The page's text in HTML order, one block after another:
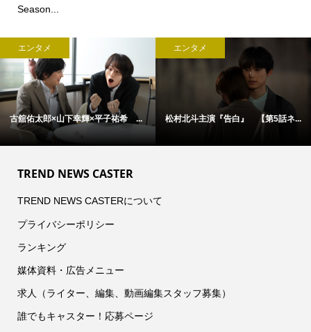
Season...
エンタメ
古舘佑太郎×山下幸輝×平子祐希 ...
エンタメ
松村北斗主演『告白』 【第5話ネ...
TREND NEWS CASTER
TREND NEWS CASTERについて
プライバシーポリシー
ランキング
媒体資料・広告メニュー
求人（ライター、編集、動画編集スタッフ募集）
誰でもキャスター！応募ページ